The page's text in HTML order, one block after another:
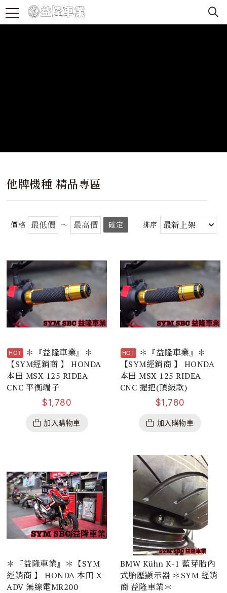
他牌機種 精品專區
價格 ～ 確定 排序
＊『益隆車業』＊
【SYM經銷商 】 HONDA
本田 MSX 125 RIDEA
CNC 平衡端子
$1,780
加入購物車
＊『益隆車業』＊
【SYM經銷商 】 HONDA
本田 MSX 125 RIDEA
CNC 握把(頂級款)
$1,780
加入購物車
＊『益隆車業』＊【SYM
經銷商 】 HONDA 本田 X-
ADV 無線電MR200
BMW Kühn K-1 藍芽胎內
式胎壓顯示器 ＊SYM 經銷
商 益隆車業＊